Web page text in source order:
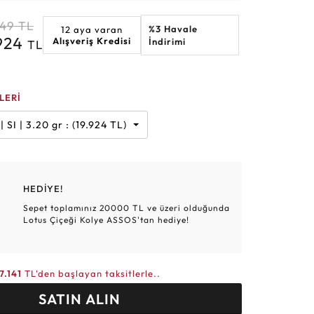
Elmas Bilezikler
Altın Tesbihler
Altın Hasır Setler
Violet Burç
TL
TL
12 aya varan
Alışveriş Kredisi
%3 Havale
İndirimi
| G | SI | 3.20 gr : (19.924 TL)
HEDİYE!
Sepet toplamınız 20000 TL ve üzeri olduğunda
Lotus Çiçeği Kolye ASSOS'tan hediye!
7.141 TL'den başlayan taksitlerle..
SATIN ALIN